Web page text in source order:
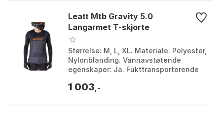
Leatt Mtb Gravity 5.0
Langarmet T-skjorte
Størrelse: M, L, XL. Materiale: Polyester,
Nylonblanding. Vannavstøtende
egenskaper: Ja. Fukttransporterende
Størrelse: M, ...
1 003 ,-